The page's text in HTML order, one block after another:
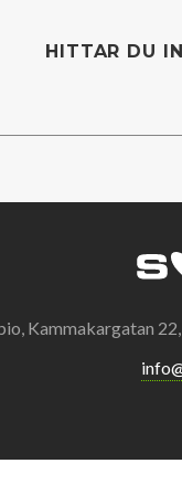
HITTAR DU
Kammakargatan